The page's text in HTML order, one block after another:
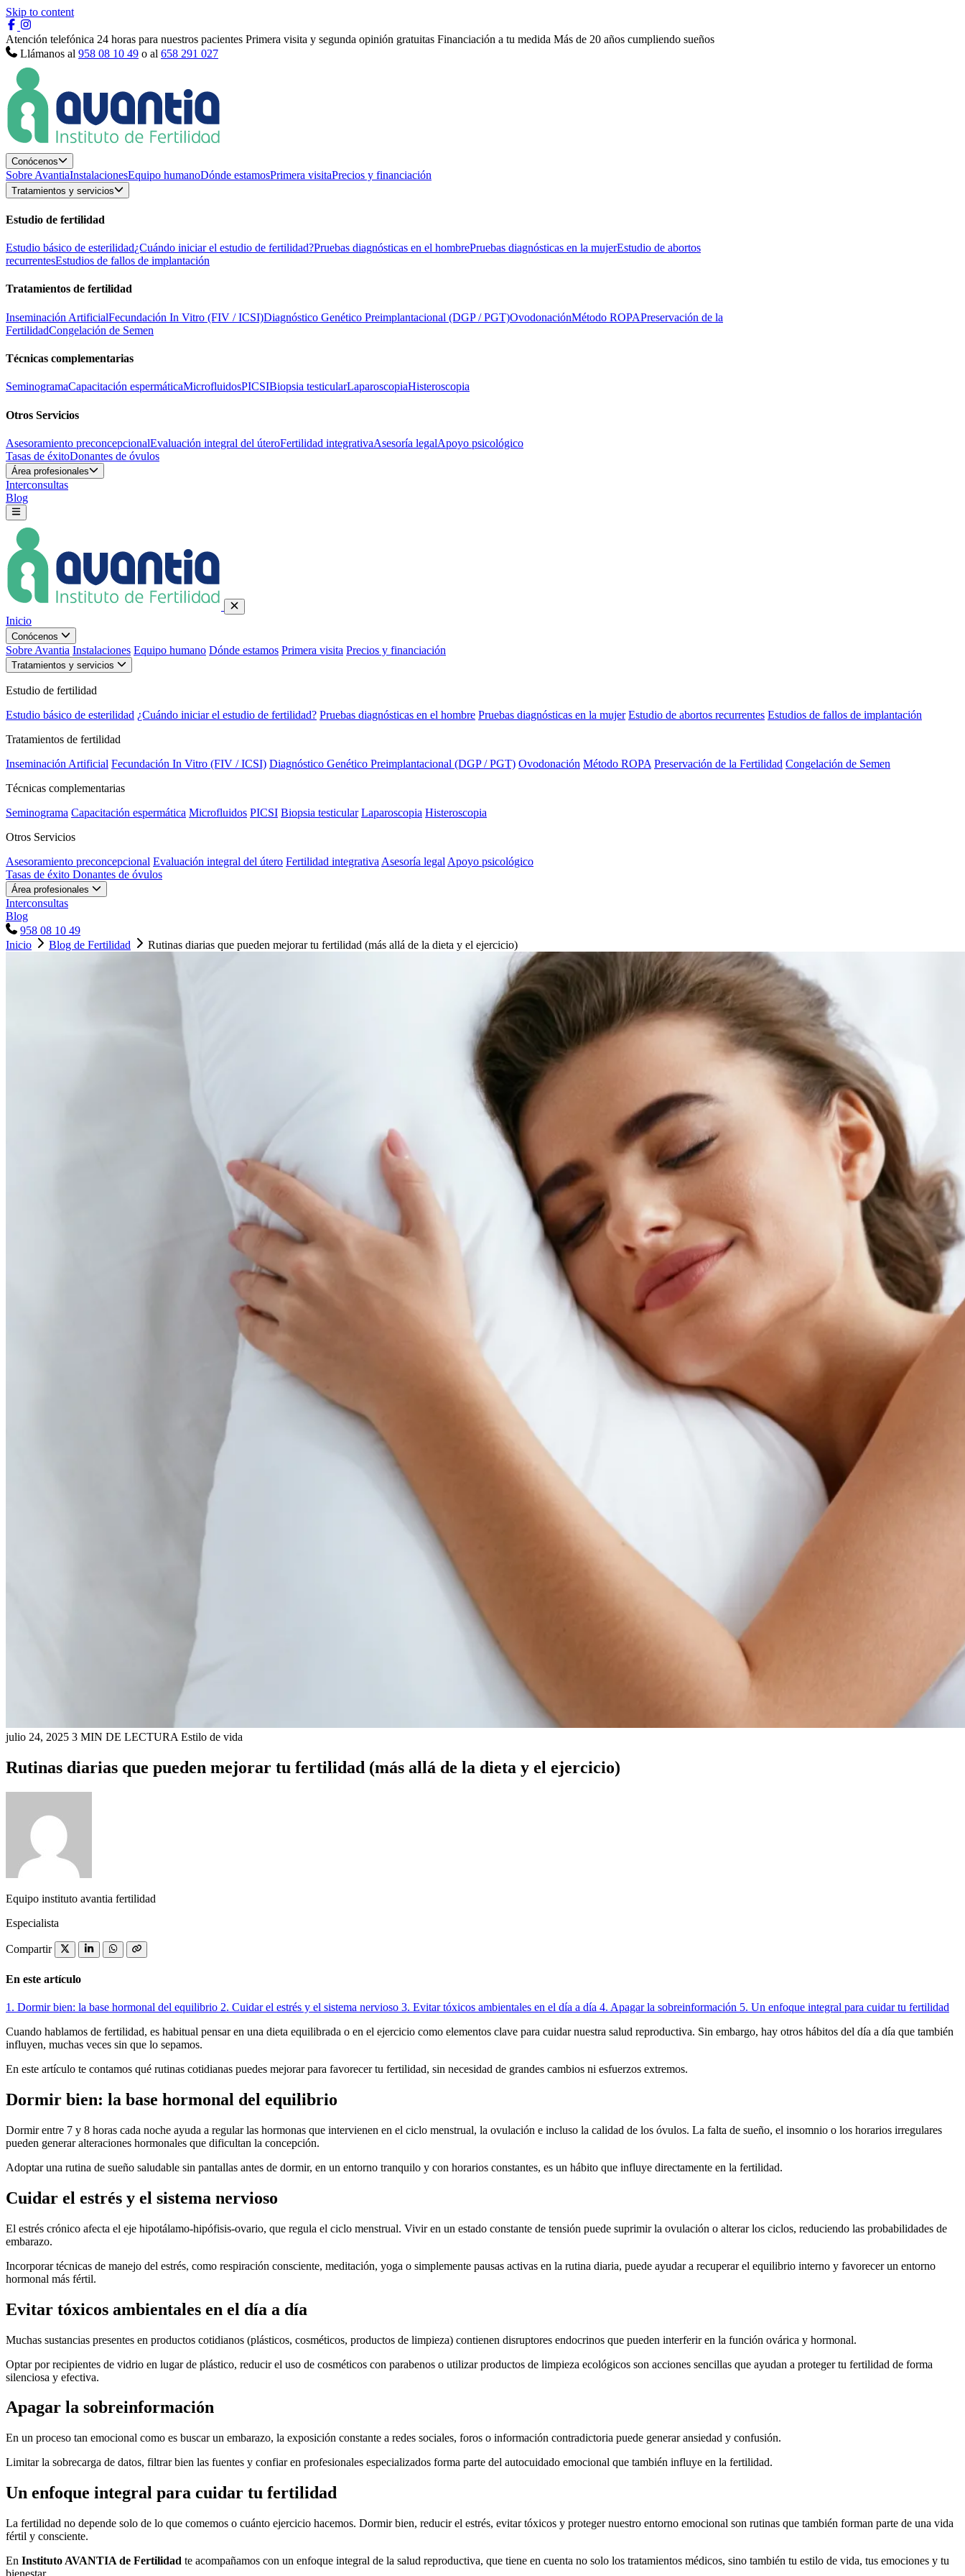
Skip to content
Atención telefónica 24 horas para nuestros pacientes Primera visita y segunda opinión gratuitas Financiación a tu medida Más de 20 años cumpliendo sueños
Llámanos al 958 08 10 49 o al 658 291 027
Conócenos
Sobre AvantiaInstalacionesEquipo humanoDónde estamosPrimera visitaPrecios y financiación
Tratamientos y servicios
Estudio de fertilidad
Estudio básico de esterilidad¿Cuándo iniciar el estudio de fertilidad?Pruebas diagnósticas en el hombrePruebas diagnósticas en la mujerEstudio de abortos
recurrentesEstudios de fallos de implantación
Tratamientos de fertilidad
Inseminación ArtificialFecundación In Vitro (FIV / ICSI)Diagnóstico Genético Preimplantacional (DGP / PGT)OvodonaciónMétodo ROPAPreservación de la
FertilidadCongelación de Semen
Técnicas complementarias
SeminogramaCapacitación espermáticaMicrofluidosPICSIBiopsia testicularLaparoscopiaHisteroscopia
Otros Servicios
Asesoramiento preconcepcionalEvaluación integral del úteroFertilidad integrativaAsesoría legalApoyo psicológico
Tasas de éxitoDonantes de óvulos
Área profesionales
Interconsultas
Blog
Inicio
Conócenos
Sobre Avantia Instalaciones Equipo humano Dónde estamos Primera visita Precios y financiación
Tratamientos y servicios
Estudio de fertilidad
Estudio básico de esterilidad ¿Cuándo iniciar el estudio de fertilidad? Pruebas diagnósticas en el hombre Pruebas diagnósticas en la mujer Estudio de abortos recurrentes Estudios de fallos de implantación
Tratamientos de fertilidad
Inseminación Artificial Fecundación In Vitro (FIV / ICSI) Diagnóstico Genético Preimplantacional (DGP / PGT) Ovodonación Método ROPA Preservación de la Fertilidad Congelación de Semen
Técnicas complementarias
Seminograma Capacitación espermática Microfluidos PICSI Biopsia testicular Laparoscopia Histeroscopia
Otros Servicios
Asesoramiento preconcepcional Evaluación integral del útero Fertilidad integrativa Asesoría legal Apoyo psicológico
Tasas de éxito Donantes de óvulos
Área profesionales
Interconsultas
Blog
958 08 10 49
Inicio
Blog de Fertilidad Rutinas diarias que pueden mejorar tu fertilidad (más allá de la dieta y el ejercicio)
julio 24, 2025 3 MIN DE LECTURA Estilo de vida
Rutinas diarias que pueden mejorar tu fertilidad (más allá de la dieta y el ejercicio)
Equipo instituto avantia fertilidad
Especialista
Compartir
En este artículo
1. Dormir bien: la base hormonal del equilibrio 2. Cuidar el estrés y el sistema nervioso 3. Evitar tóxicos ambientales en el día a día 4. Apagar la sobreinformación 5. Un enfoque integral para cuidar tu fertilidad
Cuando hablamos de fertilidad, es habitual pensar en una dieta equilibrada o en el ejercicio como elementos clave para cuidar nuestra salud reproductiva. Sin embargo, hay otros hábitos del día a día que también
influyen, muchas veces sin que lo sepamos.
En este artículo te contamos qué rutinas cotidianas puedes mejorar para favorecer tu fertilidad, sin necesidad de grandes cambios ni esfuerzos extremos.
Dormir bien: la base hormonal del equilibrio
Dormir entre 7 y 8 horas cada noche ayuda a regular las hormonas que intervienen en el ciclo menstrual, la ovulación e incluso la calidad de los óvulos. La falta de sueño, el insomnio o los horarios irregulares
pueden generar alteraciones hormonales que dificultan la concepción.
Adoptar una rutina de sueño saludable sin pantallas antes de dormir, en un entorno tranquilo y con horarios constantes, es un hábito que influye directamente en la fertilidad.
Cuidar el estrés y el sistema nervioso
El estrés crónico afecta el eje hipotálamo-hipófisis-ovario, que regula el ciclo menstrual. Vivir en un estado constante de tensión puede suprimir la ovulación o alterar los ciclos, reduciendo las probabilidades de
embarazo.
Incorporar técnicas de manejo del estrés, como respiración consciente, meditación, yoga o simplemente pausas activas en la rutina diaria, puede ayudar a recuperar el equilibrio interno y favorecer un entorno
hormonal más fértil.
Evitar tóxicos ambientales en el día a día
Muchas sustancias presentes en productos cotidianos (plásticos, cosméticos, productos de limpieza) contienen disruptores endocrinos que pueden interferir en la función ovárica y hormonal.
Optar por recipientes de vidrio en lugar de plástico, reducir el uso de cosméticos con parabenos o utilizar productos de limpieza ecológicos son acciones sencillas que ayudan a proteger tu fertilidad de forma
silenciosa y efectiva.
Apagar la sobreinformación
En un proceso tan emocional como es buscar un embarazo, la exposición constante a redes sociales, foros o información contradictoria puede generar ansiedad y confusión.
Limitar la sobrecarga de datos, filtrar bien las fuentes y confiar en profesionales especializados forma parte del autocuidado emocional que también influye en la fertilidad.
Un enfoque integral para cuidar tu fertilidad
La fertilidad no depende solo de lo que comemos o cuánto ejercicio hacemos. Dormir bien, reducir el estrés, evitar tóxicos y proteger nuestro entorno emocional son rutinas que también forman parte de una vida
fértil y consciente.
En Instituto AVANTIA de Fertilidad te acompañamos con un enfoque integral de la salud reproductiva, que tiene en cuenta no solo los tratamientos médicos, sino también tu estilo de vida, tus emociones y tu